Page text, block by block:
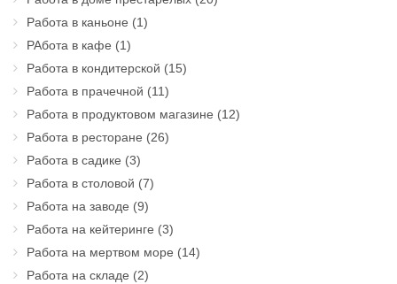
Работа в каньоне (1)
РАбота в кафе (1)
Работа в кондитерской (15)
Работа в прачечной (11)
Работа в продуктовом магазине (12)
Работа в ресторане (26)
Работа в садике (3)
Работа в столовой (7)
Работа на заводе (9)
Работа на кейтеринге (3)
Работа на мертвом море (14)
Работа на складе (2)